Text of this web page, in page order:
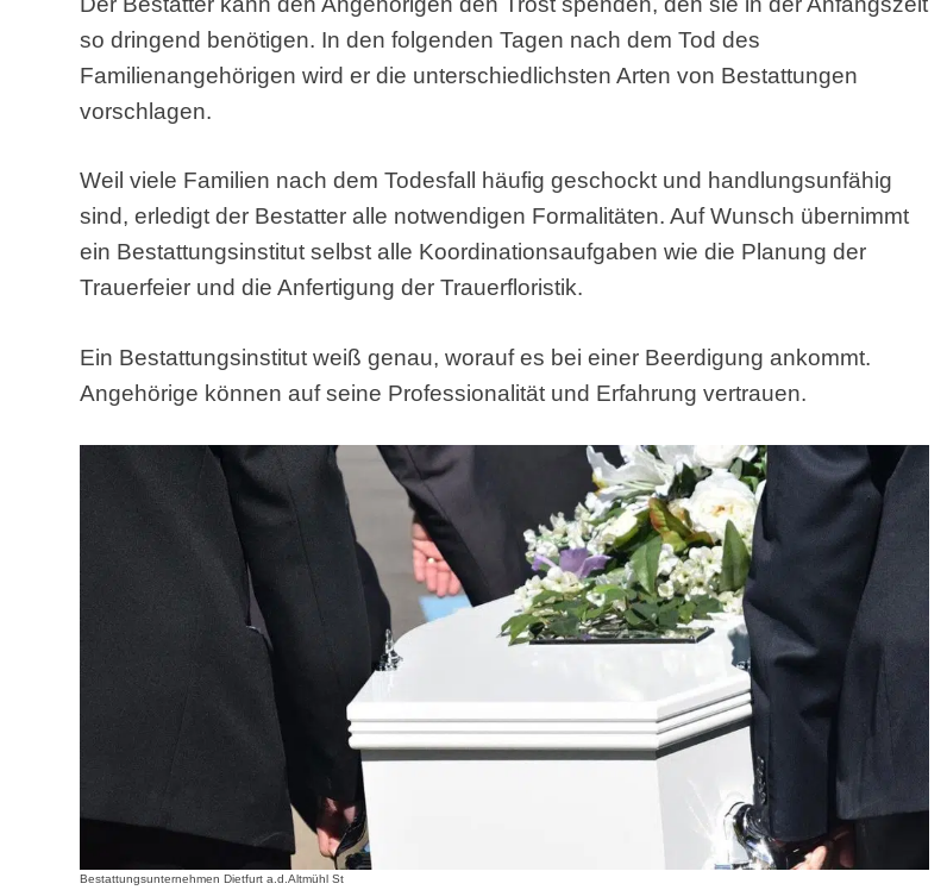
so dringend benötigen. In den folgenden Tagen nach dem Tod des
Familienangehörigen wird er die unterschiedlichsten Arten von Bestattungen
vorschlagen.
Weil viele Familien nach dem Todesfall häufig geschockt und handlungsunfähig
sind, erledigt der Bestatter alle notwendigen Formalitäten. Auf Wunsch übernimmt
ein Bestattungsinstitut selbst alle Koordinationsaufgaben wie die Planung der
Trauerfeier und die Anfertigung der Trauerfloristik.
Ein Bestattungsinstitut weiß genau, worauf es bei einer Beerdigung ankommt.
Angehörige können auf seine Professionalität und Erfahrung vertrauen.
Bestattungsunternehmen Dietfurt a.d.Altmühl St